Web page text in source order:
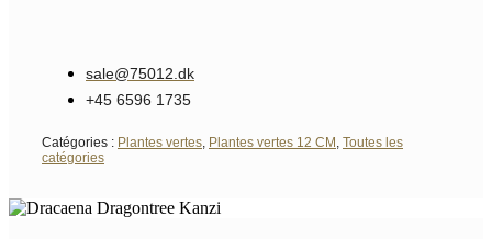
sale@75012.dk
+45 6596 1735
Catégories : Plantes vertes Plantes vertes 12 CM Toutes les
catégories